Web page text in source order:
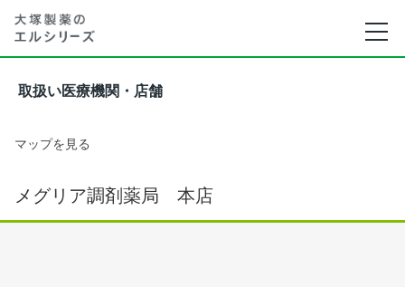
取扱い医療機関・店舗
マップを見る
メグリア調剤薬局 本店